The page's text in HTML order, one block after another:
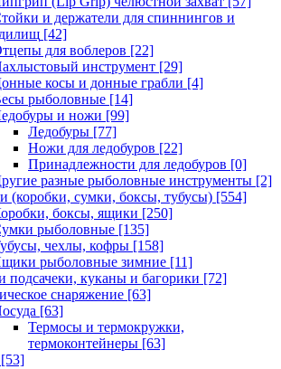
и держатели для спиннингов и
[42]
для воблеров [22]
инструмент [29]
косы и донные грабли [4]
рыболовные [14]
и ножи [99]
Ледобуры [77]
Ножи для ледобуров [22]
Принадлежности для ледобуров [0]
разные рыболовные инструменты [2]
(коробки, сумки, боксы, тубусы) [554]
боксы, ящики [250]
рыболовные [135]
чехлы, кофры [158]
рыболовные зимние [11]
подсачеки, куканы и багорики [72]
снаряжение [63]
[63]
Термосы и термокружки,
термоконтейнеры [63]
[53]